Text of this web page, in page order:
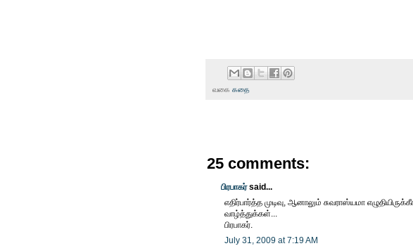
வகை கதை
25 comments:
பிரபாகர்said...
எதிர்பார்த்த முடிவு, ஆனாலும் சுவராஸ்யமா
வாழ்த்துக்கள்...
பிரபாகர்.
July 31, 2009 at 7:19 AM